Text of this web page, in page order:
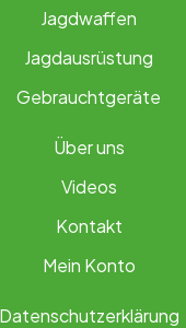
Jagdwaffen
Jagdausrüstung
Gebrauchtgeräte
Über uns
Videos
Kontakt
Mein Konto
Datenschutzerklärung